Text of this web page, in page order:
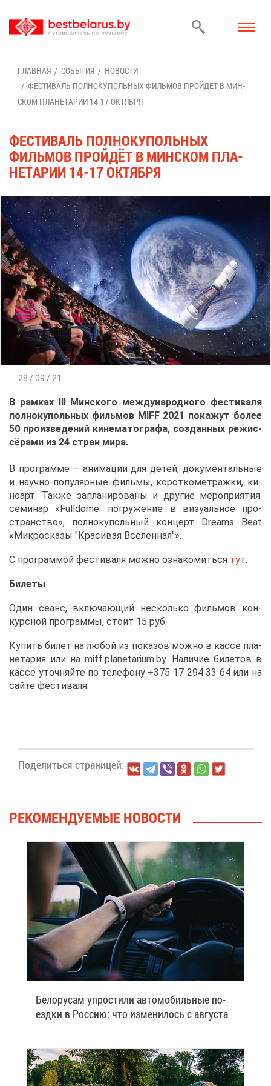
ГЛАВ­НАЯ СО­БЫ­ТИЯ
НО­ВО­СТИ
ФЕ­СТИ­ВАЛЬ ПОЛ­НО­КУ­ПОЛЬ­НЫХ ФИЛЬ­МОВ ПРОЙ­ДЁТ В МИН­
СКОМ ПЛА­НЕ­ТА­РИИ 14-17 ОК­ТЯБ­РЯ
ФЕ­СТИ­ВАЛЬ ПОЛ­НО­КУ­ПОЛЬ­НЫХ
ФИЛЬ­МОВ ПРОЙ­ДЁТ В МИН­СКОМ ПЛА­
НЕ­ТА­РИИ 14-17 ОК­ТЯБ­РЯ
28 / 09 / 21
В рам­ках III Мин­ско­го меж­ду­на­род­но­го фе­сти­ва­ля
пол­но­ку­поль­ных филь­мов MIFF 2021 по­ка­жут бо­лее
50 про­из­ве­де­ний ки­не­ма­то­гра­фа, со­здан­ных ре­жис­
сё­ра­ми из 24 стран ми­ра.
В про­грам­ме – ани­ма­ции для де­тей, до­ку­мен­таль­ные
и на­уч­но-по­пу­ляр­ные филь­мы, ко­рот­ко­мет­раж­ки, ки­
но­арт. Та­к­же за­пла­ни­ро­ва­ны и дру­гие ме­ро­при­я­тия:
се­ми­нар «Fulldome: по­гру­же­ние в ви­зу­аль­ное про­
стран­ство», пол­но­ку­поль­ный кон­церт Dreams Beat
«Мик­ро­ска­зы "Кра­си­вая Все­лен­ная"».
С про­грам­мой фе­сти­ва­ля мож­но озна­ко­мить­ся тут.
Би­ле­ты
Один се­анс, вклю­ча­ю­щий несколь­ко филь­мов кон­
курс­ной про­грам­мы, сто­ит 15 руб.
Ку­пить би­лет на лю­бой из по­ка­зов мож­но в кас­се пла­
не­та­рия или на miff.planetarium.by. На­ли­чие би­ле­тов в
кас­се уточ­няй­те по те­ле­фо­ну +375 17 294 33 64 или на
сай­те фе­сти­ва­ля.
По­де­лить­ся стра­ни­цей:
РЕ­КО­МЕН­ДУ­Е­МЫЕ НО­ВО­СТИ
Бе­ло­ру­сам упро­сти­ли ав­то­мо­биль­ные по­
езд­ки в Рос­сию: что из­ме­ни­лось с ав­гу­ста